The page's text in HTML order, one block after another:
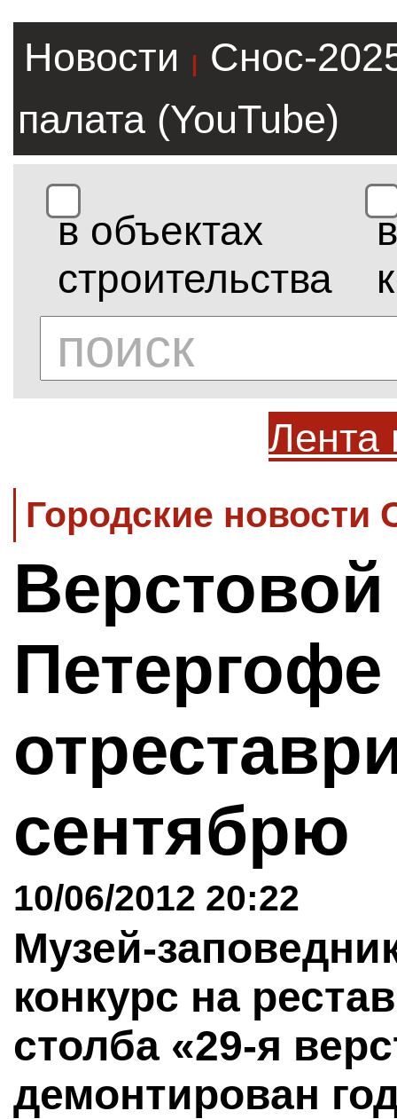
Новости |
Снос-
палата (YouTube)
в объектах
строительства
в
Лента
Городские новости
сентябрю
10/06/2012 20:22
Музей-
конкурс на
столба «29-я
демонтирован